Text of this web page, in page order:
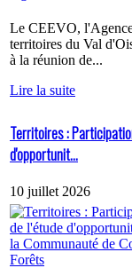
Le CEEVO,
territoires du Val
à la réunion de...
Lire la suite
Territoires :
d'opportunit...
10 juillet 2026